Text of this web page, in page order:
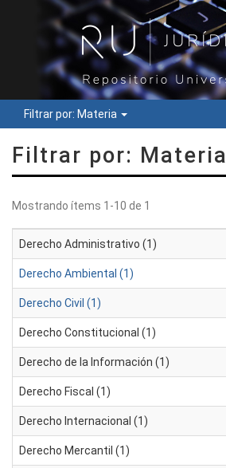
Filtrar por: Materia
Filtrar por: Materia
Mostrando ítems 1-10 de 1
Derecho Administrativo (1)
Derecho Ambiental (1)
Derecho Civil (1)
Derecho Constitucional (1)
Derecho de la Información (1)
Derecho Fiscal (1)
Derecho Internacional (1)
Derecho Mercantil (1)